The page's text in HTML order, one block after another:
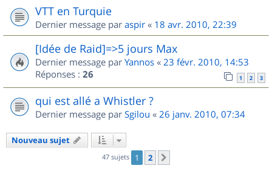
VTT en Turquie
Dernier message par aspir « 18 avr. 2010, 22:39
[Idée de Raid]=>5 jours Max
Dernier message par Yannos « 23 févr. 2010, 14:53
Réponses : 26 1 2 3
qui est allé a Whistler ?
Dernier message par Sgilou « 26 janv. 2010, 07:34
Nouveau sujet
47 sujets 1 2